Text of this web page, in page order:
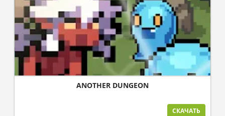
ANOTHER DUNGEON
СКАЧАТЬ